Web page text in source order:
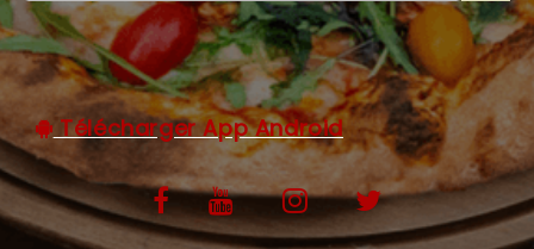
C.G.V
Télécharger App Android